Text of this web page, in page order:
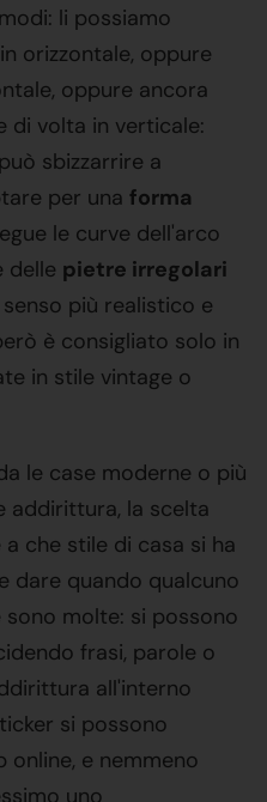
li possiamo
orizzontale, oppure
oppure ancora
di volta in verticale:
sbizzarrire a
per una forma
le curve dell'arco
delle pietre irregolari
più realistico e
è consigliato solo in
in stile vintage o
le case moderne o più
addirittura, la scelta
che stile di casa si ha
dare quando qualcuno
sono molte: si possono
frasi, parole o
all'interno
si possono
e nemmeno
uno